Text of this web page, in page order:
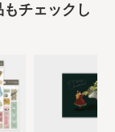
チェックし